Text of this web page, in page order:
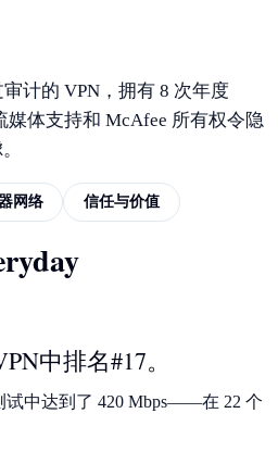
计的 VPN，拥有 8 次年度
媒体支持和 McAfee 所有权令隐
网络 信任与价值
中排名#17。
试中达到了 420 Mbps——在 22 个